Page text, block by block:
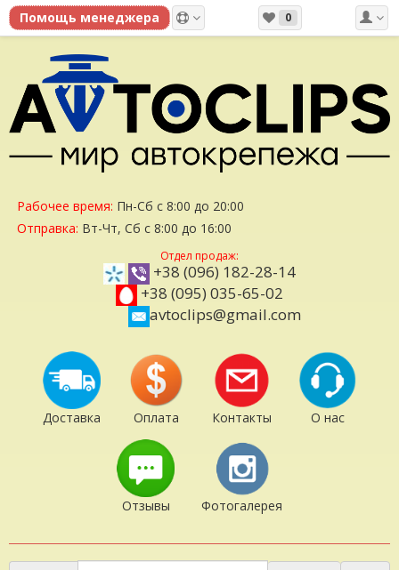
0
Рабочее время: Пн-Сб с 8:00 до 20:00
Отправка: Вт-Чт, Сб с 8:00 до 16:00
Отдел продаж:
+38 (096) 182-28-14
+38 (095) 035-65-02
avtoclips@gmail.com
Доставка Оплата Контакты О нас
Отзывы Фотогалерея